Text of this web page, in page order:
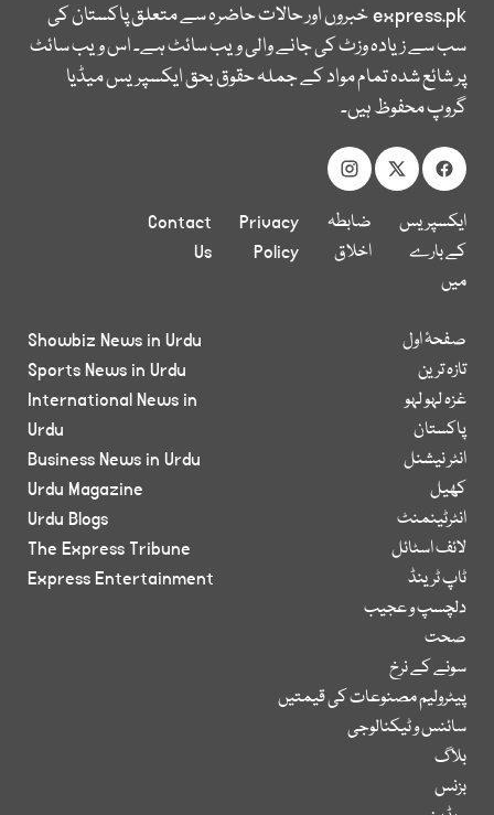
express.pkخبروں اور حالات حاضرہ سے متعلق پاکستان کی
سب سے زیادہ وزٹ کی جانے والی ویب سائٹ ہے۔ اس ویب سائٹ
پر شائع شدہ تمام مواد کے جملہ حقوق بحق ایکسپریس میڈیا
گروپ محفوظ ہیں۔
ایکسپریس
کے بارے
میں
ضابطہ
اخلاق
Privacy
Policy
Contact
Us
صفحۂ اول
تازہ ترین
غزہ لہو لہو
پاکستان
انٹر نیشنل
کھیل
انٹرٹینمنٹ
لائف اسٹائل
ٹاپ ٹرینڈ
دلچسپ و عجیب
صحت
سونے کے نرخ
پیٹرولیم مصنوعات کی قیمتیں
سائنس و ٹیکنالوجی
بلاگ
بزنس
Showbiz News in Urdu
Sports News in Urdu
International News in
Urdu
Business News in Urdu
Urdu Magazine
Urdu Blogs
The Express Tribune
Express Entertainment